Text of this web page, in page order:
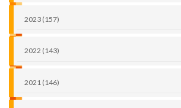
2023 (157)
2022 (143)
2021 (146)